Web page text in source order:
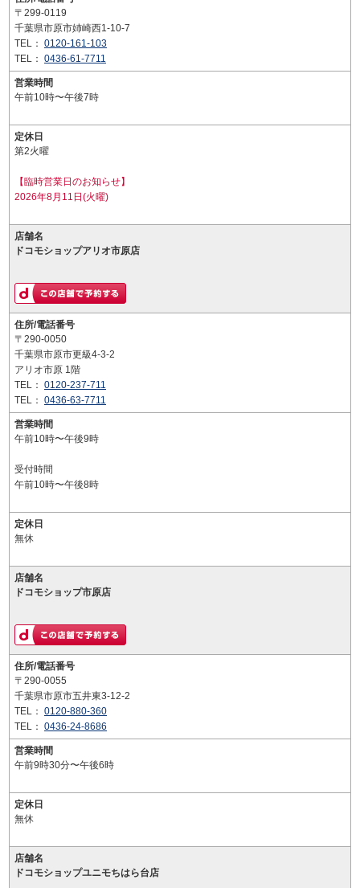
〒299-0119
千葉県市原市姉崎西1-10-7
TEL： 0120-161-103
TEL： 0436-61-7711
営業時間
午前10時〜午後7時
定休日
第2火曜
【臨時営業日のお知らせ】
2026年8月11日(火曜)
店舗名
ドコモショップアリオ市原店
住所/電話番号
〒290-0050
千葉県市原市更級4-3-2
アリオ市原 1階
TEL： 0120-237-711
TEL： 0436-63-7711
営業時間
午前10時〜午後9時
受付時間
午前10時〜午後8時
定休日
無休
店舗名
ドコモショップ市原店
住所/電話番号
〒290-0055
千葉県市原市五井東3-12-2
TEL： 0120-880-360
TEL： 0436-24-8686
営業時間
午前9時30分〜午後6時
定休日
無休
店舗名
ドコモショップユニモちはら台店